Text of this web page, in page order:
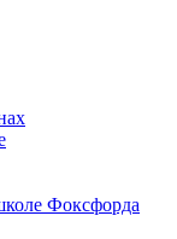
Фоксфорда